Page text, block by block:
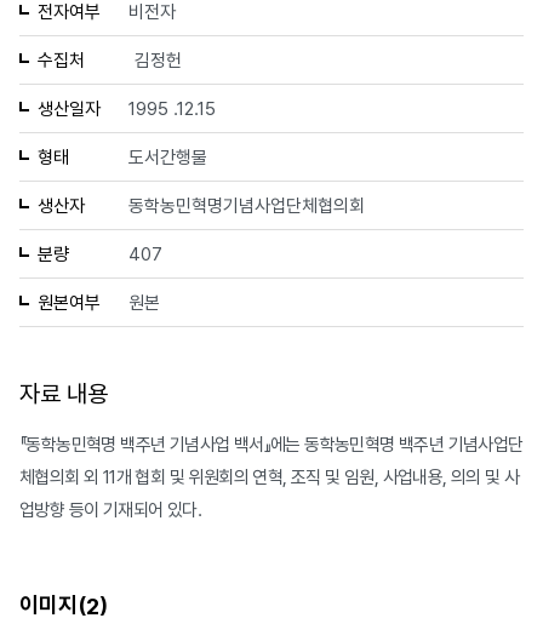
전자여부 비전자
수집처 김정헌
생산일자 1995 .12.15
형태 도서간행물
생산자 동학농민혁명기념사업단체협의회
분량 407
원본여부 원본
자료 내용
『동학농민혁명 백주년 기념사업 백서』에는 동학농민혁명 백주년 기념사업단
체협의회 외 11개 협회 및 위원회의 연혁, 조직 및 임원, 사업내용, 의의 및 사
업방향 등이 기재되어 있다.
이미지(2)